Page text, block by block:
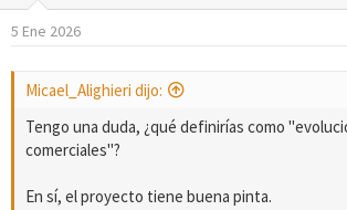
o
n
:
5 Ene 2026
Micael_Alighieri dijo:
Tengo una duda, ¿qué definirías como
comerciales"?
En sí, el proyecto tiene buena pinta.